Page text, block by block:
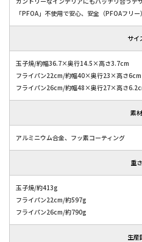
「PFOA」不使用で安心、安全（PFOAフリー）
サイ
玉子焼/約幅36.7×奥行14.5×高さ3.7cm
フライパン22cm/約幅40×奥行23×高さ6cm
フライパン26cm/約幅48×奥行27×高さ
素材
アルミニウム合金、フッ素コーティング
重さ
玉子焼/約413g
フライパン22cm/約597g
フライパン26cm/約790g
生産